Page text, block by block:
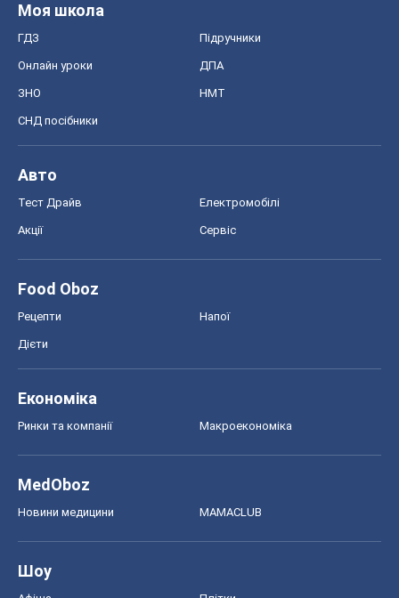
Моя школа
ГДЗ Підручники
Онлайн уроки ДПА
ЗНО НМТ
СНД посібники
Авто
Тест Драйв Електромобілі
Акції Сервіс
Food Oboz
Рецепти Напої
Дієти
Економіка
Ринки та компанії Макроекономіка
MedOboz
Новини медицини MAMACLUB
Шоу